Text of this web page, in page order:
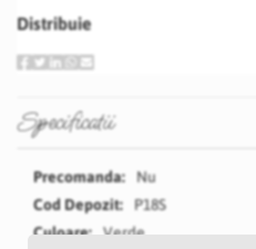
Distribuie
Specificatii
Specificatii
Nu
P18S
Verde